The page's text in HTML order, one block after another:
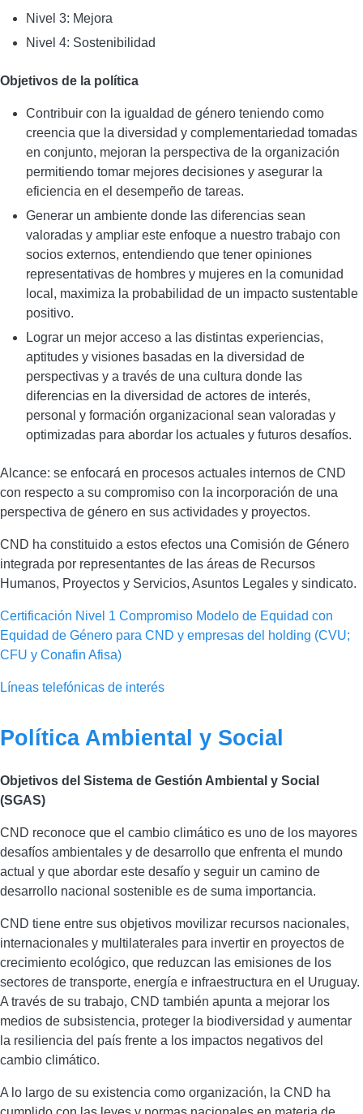
Nivel 3: Mejora
Nivel 4: Sostenibilidad
Objetivos de la política
Contribuir con la igualdad de género teniendo como
creencia que la diversidad y complementariedad tomadas
en conjunto, mejoran la perspectiva de la organización
permitiendo tomar mejores decisiones y asegurar la
eficiencia en el desempeño de tareas.
Generar un ambiente donde las diferencias sean
valoradas y ampliar este enfoque a nuestro trabajo con
socios externos, entendiendo que tener opiniones
representativas de hombres y mujeres en la comunidad
local, maximiza la probabilidad de un impacto sustentable
positivo.
Lograr un mejor acceso a las distintas experiencias,
aptitudes y visiones basadas en la diversidad de
perspectivas y a través de una cultura donde las
diferencias en la diversidad de actores de interés,
personal y formación organizacional sean valoradas y
optimizadas para abordar los actuales y futuros desafíos.
Alcance: se enfocará en procesos actuales internos de CND
con respecto a su compromiso con la incorporación de una
perspectiva de género en sus actividades y proyectos.
CND ha constituido a estos efectos una Comisión de Género
integrada por representantes de las áreas de Recursos
Humanos, Proyectos y Servicios, Asuntos Legales y sindicato.
Certificación Nivel 1 Compromiso Modelo de Equidad con
Equidad de Género para CND y empresas del holding (CVU;
CFU y Conafin Afisa)
Líneas telefónicas de interés
Título
Política Ambiental y Social
Descripción
Objetivos del Sistema de Gestión Ambiental y Social
(SGAS)
CND reconoce que el cambio climático es uno de los mayores
desafíos ambientales y de desarrollo que enfrenta el mundo
actual y que abordar este desafío y seguir un camino de
desarrollo nacional sostenible es de suma importancia.
CND tiene entre sus objetivos movilizar recursos nacionales,
internacionales y multilaterales para invertir en proyectos de
crecimiento ecológico, que reduzcan las emisiones de los
sectores de transporte, energía e infraestructura en el Uruguay.
A través de su trabajo, CND también apunta a mejorar los
medios de subsistencia, proteger la biodiversidad y aumentar
la resiliencia del país frente a los impactos negativos del
cambio climático.
A lo largo de su existencia como organización, la CND ha